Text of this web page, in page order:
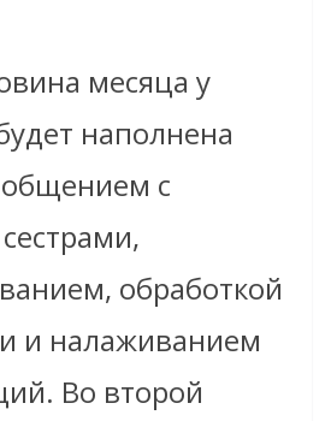
месяца у
наполнена
с
обработкой
и налаживанием
Во второй